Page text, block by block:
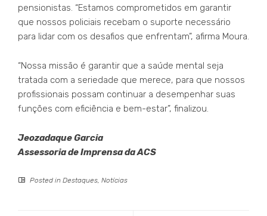
pensionistas. “Estamos comprometidos em garantir
que nossos policiais recebam o suporte necessário
para lidar com os desafios que enfrentam”, afirma Moura.
“Nossa missão é garantir que a saúde mental seja
tratada com a seriedade que merece, para que nossos
profissionais possam continuar a desempenhar suas
funções com eficiência e bem-estar”, finalizou.
Jeozadaque Garcia
Assessoria de Imprensa da ACS
Posted in Destaques, Notícias